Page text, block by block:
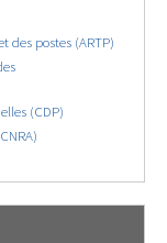
des postes (ARTP)
(CDP)